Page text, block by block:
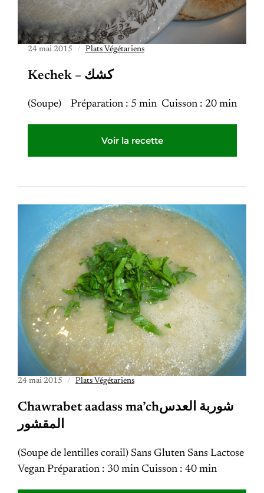
24 mai 2015 Plats Végétariens
Kechek – كشك
(Soupe) Préparation : 5 min Cuisson : 20 min
Voir la recette
24 mai 2015 Plats Végétariens
Chawrabet aadass ma’chشوربة العدس
المقشور
(Soupe de lentilles corail) Sans Gluten Sans Lactose
Vegan Préparation : 30 min Cuisson : 40 min